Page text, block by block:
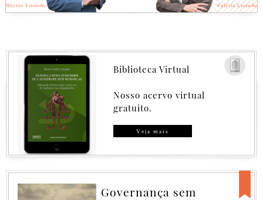
Héctor Lisondo Valéria Lisondo
Biblioteca Virtual
Nosso acervo virtual
gratuito.
Veja mais
Governança sem